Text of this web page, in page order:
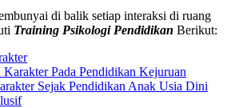
di balik setiap interaksi di ruang
Training Psikologi Pendidikan Berikut:
Karakter Pada Pendidikan Kejuruan
Sejak Pendidikan Anak Usia Dini